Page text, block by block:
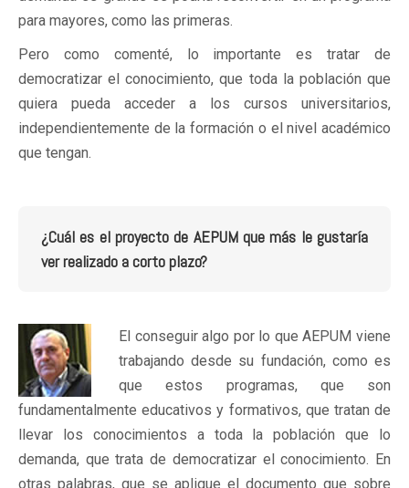
para mayores, como las primeras.
Pero como comenté, lo importante es tratar de
democratizar el conocimiento, que toda la población que
quiera pueda acceder a los cursos universitarios,
independientemente de la formación o el nivel académico
que tengan.
¿Cuál es el proyecto de AEPUM que más le gustaría
ver realizado a corto plazo?
El conseguir algo por lo que AEPUM viene
trabajando desde su fundación, como es
que estos programas, que son
fundamentalmente educativos y formativos, que tratan de
llevar los conocimientos a toda la población que lo
demanda, que trata de democratizar el conocimiento. En
otras palabras, que se aplique el documento que sobre